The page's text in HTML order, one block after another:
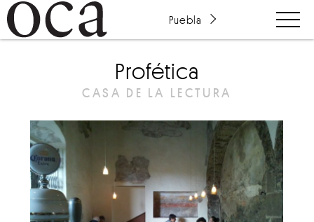
Puebla
Profética
CASA DE LA LECTURA